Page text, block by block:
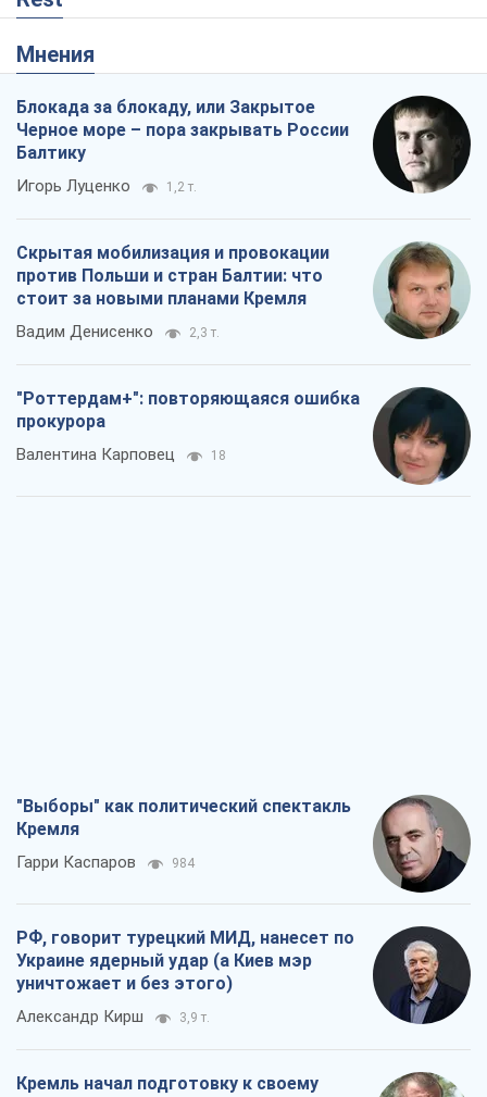
Мнения
Блокада за блокаду, или Закрытое
Черное море – пора закрывать России
Балтику
Игорь Луценко 1,2 т.
Скрытая мобилизация и провокации
против Польши и стран Балтии: что
стоит за новыми планами Кремля
Вадим Денисенко 2,3 т.
"Роттердам+": повторяющаяся ошибка
прокурора
Валентина Карповец 18
"Выборы" как политический спектакль
Кремля
Гарри Каспаров 984
РФ, говорит турецкий МИД, нанесет по
Украине ядерный удар (а Киев мэр
уничтожает и без этого)
Александр Кирш 3,9 т.
Кремль начал подготовку к своему